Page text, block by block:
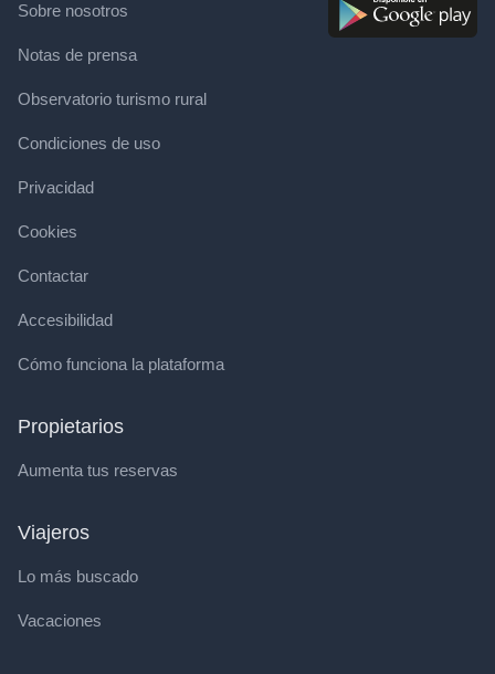
Sobre nosotros
Notas de prensa
Observatorio turismo rural
Condiciones de uso
Privacidad
Cookies
Contactar
Accesibilidad
Cómo funciona la plataforma
Propietarios
Aumenta tus reservas
Viajeros
Lo más buscado
Vacaciones